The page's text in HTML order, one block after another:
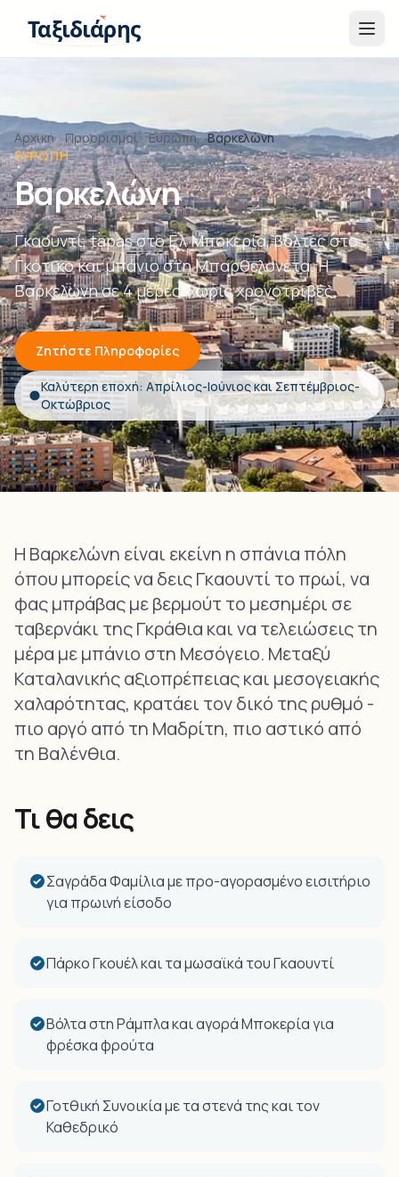
Ταξιδιάρης
Αρχική Προορισμοί Ευρώπη
Βαρκελώνη
ΕΥΡΏΠΗ
Βαρκελώνη
Γκαουντί, tapas στο Ελ Μποκερία, βόλτες στο
Γκότικο και μπάνιο στη Μπαρθελονέτα. Η
Βαρκελώνη σε 4 μέρες, χωρίς χρονοτριβές.
Ζητήστε Πληροφορίες
Καλύτερη εποχή: Απρίλιος-Ιούνιος και Σεπτέμβριος-
Οκτώβριος
Η Βαρκελώνη είναι εκείνη η σπάνια πόλη
όπου μπορείς να δεις Γκαουντί το πρωί, να
φας μπράβας με βερμούτ το μεσημέρι σε
ταβερνάκι της Γκράθια και να τελειώσεις τη
μέρα με μπάνιο στη Μεσόγειο. Μεταξύ
Καταλανικής αξιοπρέπειας και μεσογειακής
χαλαρότητας, κρατάει τον δικό της ρυθμό -
πιο αργό από τη Μαδρίτη, πιο αστικό από
τη Βαλένθια.
Τι θα δεις
Σαγράδα Φαμίλια με προ-αγορασμένο εισιτήριο
για πρωινή είσοδο
Πάρκο Γκουέλ και τα μωσαϊκά του Γκαουντί
Βόλτα στη Ράμπλα και αγορά Μποκερία για
φρέσκα φρούτα
Γοτθική Συνοικία με τα στενά της και τον
Καθεδρικό